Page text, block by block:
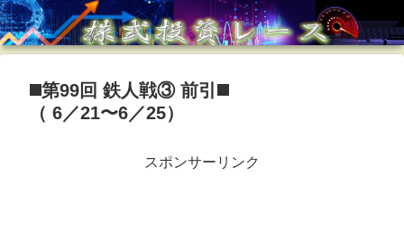
◼️第99回 鉄人戦③ 前引◼️
（ 6／21〜6／25）
スポンサーリンク